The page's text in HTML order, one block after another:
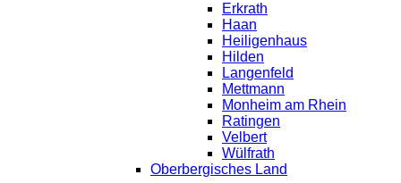
Erkrath
Haan
Heiligenhaus
Hilden
Langenfeld
Mettmann
Monheim am Rhein
Ratingen
Velbert
Wülfrath
Oberbergisches Land